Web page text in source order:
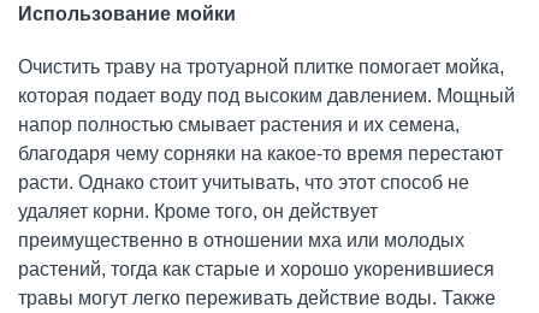
Использование мойки
Очистить траву на тротуарной плитке помогает мойка,
которая подает воду под высоким давлением. Мощный
напор полностью смывает растения и их семена,
благодаря чему сорняки на какое-то время перестают
расти. Однако стоит учитывать, что этот способ не
удаляет корни. Кроме того, он действует
преимущественно в отношении мха или молодых
растений, тогда как старые и хорошо укоренившиеся
травы могут легко переживать действие воды. Также